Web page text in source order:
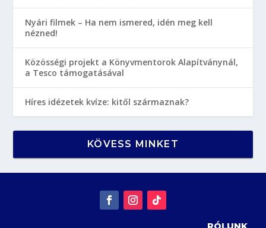
Nyári filmek – Ha nem ismered, idén meg kell
nézned!
Közösségi projekt a Könyvmentorok Alapítványnál,
a Tesco támogatásával
Híres idézetek kvíze: kitől származnak?
KÖVESS MINKET